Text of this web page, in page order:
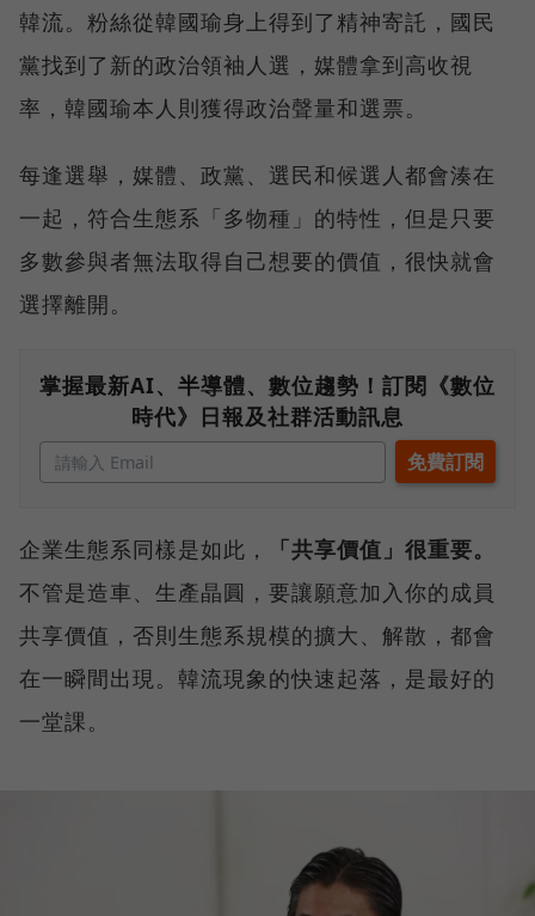
韓流。粉絲從韓國瑜身上得到了精神寄託，國民
黨找到了新的政治領袖人選，媒體拿到高收視
率，韓國瑜本人則獲得政治聲量和選票。
每逢選舉，媒體、政黨、選民和候選人都會湊在
一起，符合生態系「多物種」的特性，但是只要
多數參與者無法取得自己想要的價值，很快就會
選擇離開。
掌握最新AI、半導體、數位趨勢！訂閱《數位
時代》日報及社群活動訊息
企業生態系同樣是如此，
「共享價值」很重要。
不管是造車、生產晶圓，要讓願意加入你的成員
共享價值，否則生態系規模的擴大、解散，都會
在一瞬間出現。韓流現象的快速起落，是最好的
一堂課。